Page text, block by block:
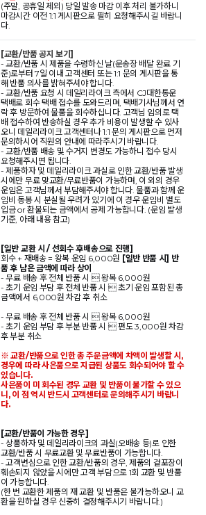
(주말, 공휴일 제외) 당일 발송 마감 이후 처리 불가하니
마감시간 이전 1:1 게시판으로 필히 요청해주시길 바랍니
다.
[교환/반품 공지 보기]
- 교환/반품 시 제품을 수령하신 날(운송장 배달 완료 기
준)로부터 7일 이내 고객센터 또는 1:1 문의 게시판을 통
해 반품 의사를 밝혀주셔야 합니다.
- 교환/반품 요청 시 데일리라이크 측에서 CJ대한통운
택배로 회수 택배 접수를 도와드리며, 택배기사님께서 연
락 후 방문하여 물품을 회수하십니다. 고객님 임의로 택
배 접수하여 반송하실 경우 추가 비용이 발생할 수 있사
오니 데일리라이크 고객센터나 1:1 문의 게시판으로 먼저
문의하시어 직원의 안내에 따라주시기 바랍니다.
- 교환/반품 배송 및 수거지 변경도 가능하니 접수 당시
요청해주시면 됩니다.
- 제품하자 및 데일리라이크 과실로 인한 교환/반품 발생
시에만 무료 맞교환/무료반품이 가능하며, 이 외의 경우
운임은 고객님께서 부담해주셔야 합니다. 물품과 함께 운
임비 동봉 시 분실될 우려가 있기에 이 경우 운임비 별도
입금 or 환불되는 금액에서 공제 가능합니다. (운임 발생
기준, 아래 내용 참고)
[일반 교환 시 / 선회수 후배송으로 진행]
회수 + 재배송 = 왕복 운임 6,000원 [일반 반품 시] 반
품 후 남은 금액에 따라 상이
- 무료 배송 후 전체 반품 시  왕복 6,000원
- 초기 운임 부담 후 전체 반품 시  초기 운임 포함된 총
금액에서 6,000원 차감 후 취소
- 무료 배송 후 전체 반품 시  왕복 6,000원
- 초기 운임 부담 후 부분 반품 시  편도 3,000원 차감
후 부분 취소
※ 교환/반품으로 인한 총 주문금액에 차액이 발생할 시,
경우에 따라 사은품으로 지급된 상품도 회수되어야 할 수
있습니다.
사은품이 미 회수된 경우 교환 및 반품이 불가할 수 있으
니, 이 점 역시 반드시 고객센터로 문의해주시기 바랍니
다.
[교환/반품이 가능한 경우]
- 상품하자 및 데일리라이크의 과실(오배송 등)로 인한
교환/반품 시 무료교환 및 무료반품이 가능합니다.
- 고객변심으로 인한 교환/반품의 경우, 제품의 겉포장이
훼손되지 않았을 시에만 고객 부담으로 1회 교환 및 반품
이 가능합니다.
(한 번 교환한 제품의 재 교환 및 반품은 불가능하오니 교
환을 원하실 경우 신중히 결정해주시기 바랍니다.)